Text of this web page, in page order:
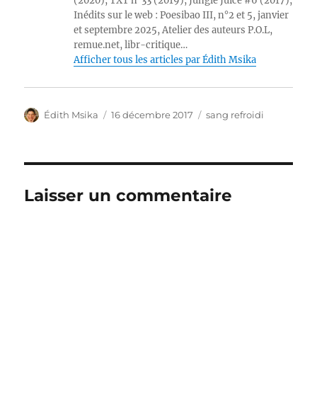
Inédits sur le web : Poesibao III, n°2 et 5, janvier
et septembre 2025, Atelier des auteurs P.O.L,
remue.net, libr-critique…
Afficher tous les articles par Édith Msika
Auteur
Édith Msika
Publié
16 décembre 2017 Catégories
sang refroidi
Laisser un commentaire